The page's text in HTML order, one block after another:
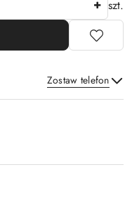
szt.
Zostaw telefon